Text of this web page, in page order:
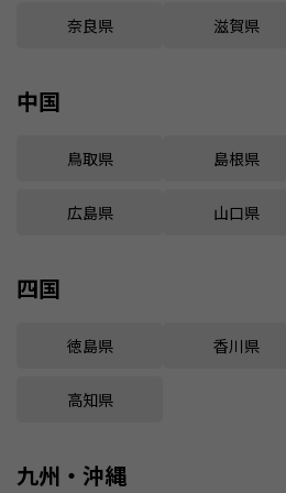
奈良県 滋賀県
中国
鳥取県 島根県
広島県 山口県
四国
徳島県 香川県
高知県
九州・沖縄